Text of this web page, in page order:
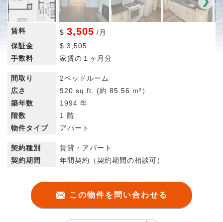
賃料 $ 3,505 / 月
保証金
$ 3,505
手数料
家賃の１ヶ月分
間取り
2ベッドルーム
広さ
920 sq.ft. (約 85.56 m²）
築年数
1994 年
階数
1 階
物件タイプ
アパート
契約種別
賃貸・アパート
契約期間
年間契約（契約期間の相談可）
この物件を問い合わせる